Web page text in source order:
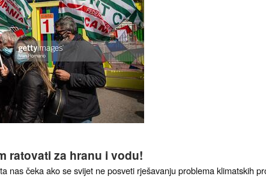
ratovati za hranu i vodu!
nas čeka ako se svijet ne posveti rješavanju problema klimatskih